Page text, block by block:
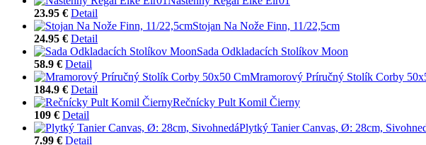
23.95 € Detail
Stojan Na Nože Finn, 11/22,5cm
24.95 € Detail
Sada Odkladacích Stolíkov Moon
58.9 € Detail
Mramorový Príručný Stolík Corby
184.9 € Detail
Rečnícky Pult Komil Čierny
109 € Detail
Plytký Tanier Canvas, Ø: 28cm,
7.99 € Detail